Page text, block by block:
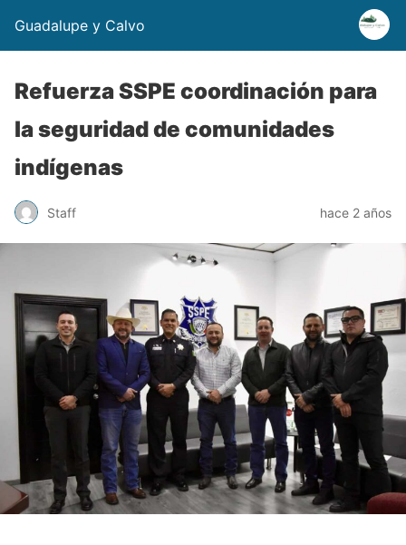
Guadalupe y Calvo
Refuerza SSPE coordinación para
la seguridad de comunidades
indígenas
Staff hace 2 años